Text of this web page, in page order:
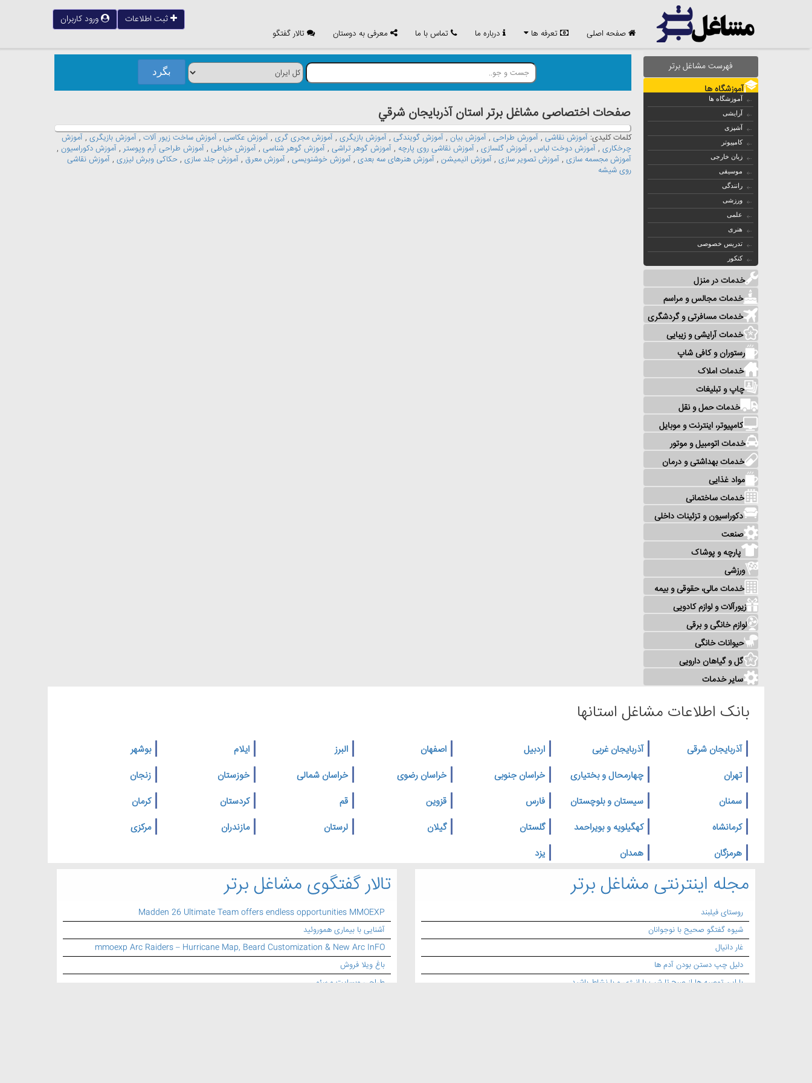
صفحه اصلی تعرفه ها درباره ما تماس با ما معرفی به دوستان تالار گفتگو
ثبت اطلاعات ورود کاربران
فهرست مشاغل برتر
آموزشگاه ها
آموزشگاه ها
آرایشی
آشپزی
کامپیوتر
زبان خارجی
موسیقی
رانندگی
ورزشی
علمی
هنری
تدریس خصوصی
کنکور
خدمات در منزل
خدمات مجالس و مراسم
خدمات مسافرتی و گردشگری
خدمات آرایشی و زیبایی
رستوران و کافی شاپ
خدمات املاک
چاپ و تبلیغات
خدمات حمل و نقل
کامپیوتر، اینترنت و موبایل
خدمات اتومبیل و موتور
خدمات بهداشتی و درمان
مواد غذایی
خدمات ساختمانی
دکوراسیون و تزئینات داخلی
صنعت
پارچه و پوشاک
ورزشی
خدمات مالی، حقوقی و بیمه
زیورآلات و لوازم کادویی
لوازم خانگی و برقی
حیوانات خانگی
گل و گیاهان دارویی
سایر خدمات
صفحات اختصاصی مشاغل برتر استان آذربايجان شرقي
کلمات کلیدی: آموزش نقاشی , آمورش طراحی , آموزش بیان , آموزش گویندگی , آموزش بازیگری , آموزش مجری گری , آموزش عکاسی , آموزش ساخت زیور آلات , آموزش بازیگری , آموزش
چرخکاری , آموزش دوخت لباس , آموزش گلسازی , آموزش نقاشی روی پارچه , آموزش گوهر تراشی , آموزش گوهر شناسی , آموزش خیاطی , آموزش طراحی آرم وپوستر , آموزش دکوراسیون ,
آموزش مجسمه سازی , آموزش تصویر سازی , آموزش انیمیشن , آموزش هنرهای سه بعدی , آموزش خوشنویسی , آموزش معرق , آموزش جلد سازی , حکاکی وبرش لیزری , آموزش نقاشی
روی شیشه
بانک اطلاعات مشاغل استانها
آذربایجان شرقی آذربایجان غربی اردبیل اصفهان البرز ایلام
بوشهر
تهران
چهارمحال و بختیاری خراسان جنوبی خراسان رضوی خراسان شمالی خوزستان
زنجان
سمنان
سیستان و بلوچستان فارس قزوین قم کردستان
کرمان
کرمانشاه
کهگیلویه و بویراحمد گلستان گیلان لرستان مازندران
مرکزی
هرمزگان
همدان یزد
تالار گفتگوی مشاغل برتر
Madden 26 Ultimate Team offers endless opportunities MMOEXP
آشنایی با بیماری هموروئید
mmoexp Arc Raiders – Hurricane Map, Beard Customization & New Arc InFO
باغ ویلا فروش
طراحی وبسایت و سئو
مجله اینترنتی مشاغل برتر
روستای فیلبند
شیوه گفتگو صحیح با نوجوانان
غار دانیال
دلیل چپ دستن بودن آدم ها
با این توصیه ها از صبح تا شب با انرژی و با نشاط باشید